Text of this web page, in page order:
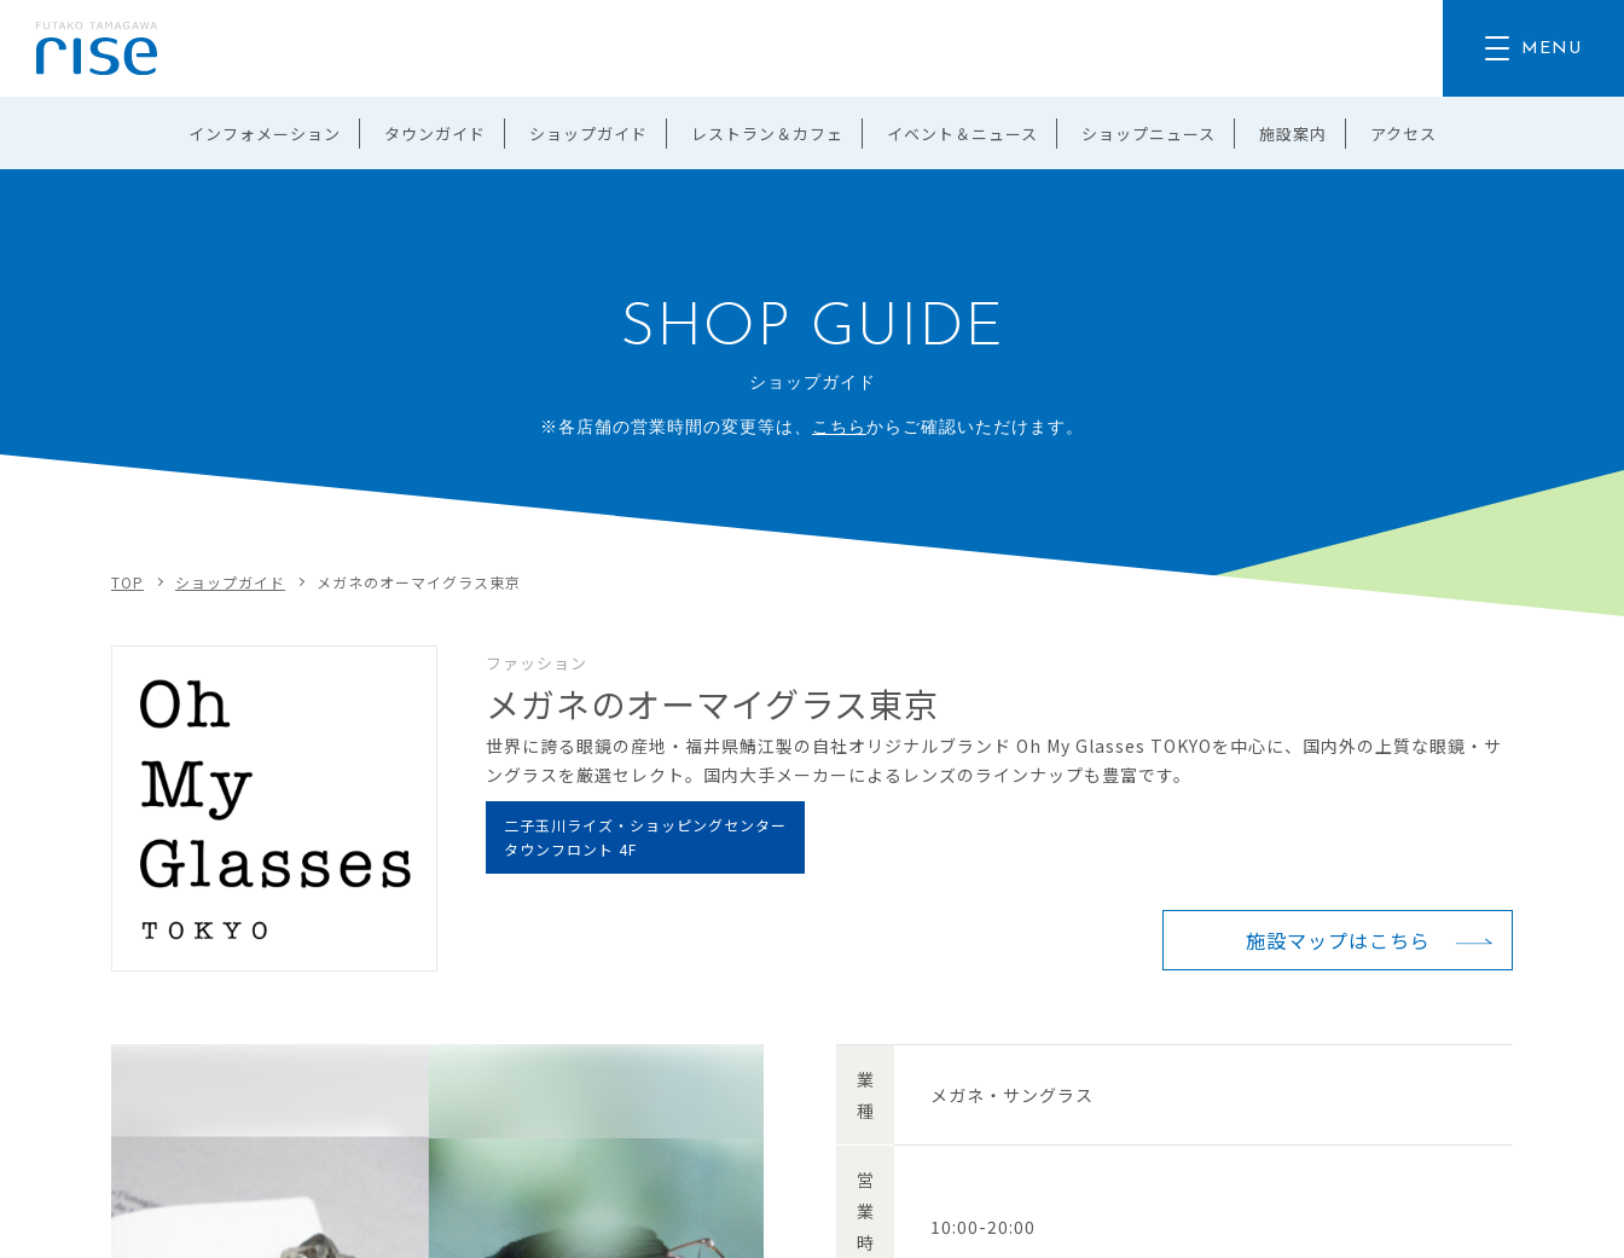
インフォメーション タウンガイド ショップガイド レストラン＆カフェ イベント＆ニュース ショップニュース 施設案内 アクセス
SHOP GUIDE
ショップガイド
※各店舗の営業時間の変更等は、 こちら からご確認いただけます。
TOP ショップガイド メガネのオーマイグラス東京
ファッション
メガネのオーマイグラス東京
世界に誇る眼鏡の産地・福井県鯖江製の自社オリジナルブランド Oh My Glasses TOKYOを中心に、国内外の上質な眼鏡・サ
ングラスを厳選セレクト。国内大手メーカーによるレンズのラインナップも豊富です。
二子玉川ライズ・ショッピングセンター
タウンフロント 4F
施設マップはこちら
業
種
メガネ・サングラス
営
業
時
10:00-20:00